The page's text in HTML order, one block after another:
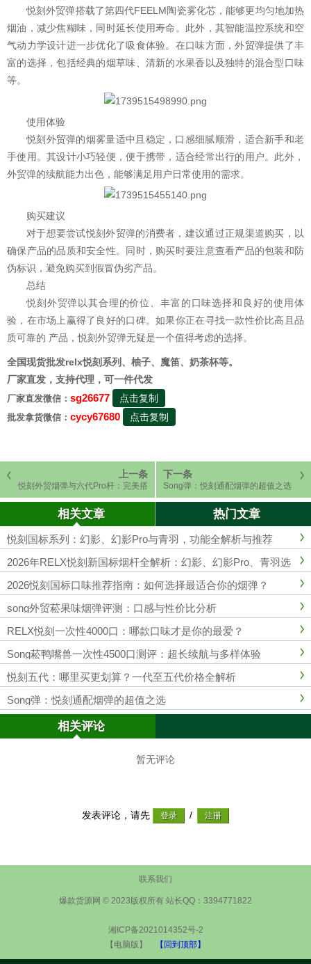
悦刻外贸弹搭载了第四代FEELM陶瓷雾化芯，能够更均匀地加热
烟油，减少焦糊味，同时延长使用寿命。此外，其智能温控系统和空
气动力学设计进一步优化了吸食体验。在口味方面，外贸弹提供了丰
富的选择，包括经典的烟草味、清新的水果香以及独特的混合型口味
等。
使用体验
悦刻外贸弹的烟雾量适中且稳定，口感细腻顺滑，适合新手和老
手使用。其设计小巧轻便，便于携带，适合经常出行的用户。此外，
外贸弹的续航能力出色，能够满足用户日常使用的需求。
购买建议
对于想要尝试悦刻外贸弹的消费者，建议通过正规渠道购买，以
确保产品的品质和安全性。同时，购买时要注意查看产品的包装和防
伪标识，避免购买到假冒伪劣产品。
总结
悦刻外贸弹以其合理的价位、丰富的口味选择和良好的使用体
验，在市场上赢得了良好的口碑。如果你正在寻找一款性价比高且品
质可靠的 产品，悦刻外贸弹无疑是一个值得考虑的选择。
全国现货批发relx悦刻系列、柚子、魔笛、奶茶杯等。
厂家直发，支持代理，可一件代发
厂家直发微信： sg26677 点击复制
批发拿货微信： cycy67680 点击复制
上一条
悦刻外贸烟弹与六代Pro杆：完美搭
配，极致体验
下一条
Song弹：悦刻通配烟弹的超值之选
相关文章 热门文章
悦刻国标系列：幻影、幻影Pro与青羽，功能全解析与推荐
2026年RELX悦刻新国标烟杆全解析：幻影、幻影Pro、青羽选
购指南
2026悦刻国标口味推荐指南：如何选择最适合你的烟弹？
song外贸菘果味烟弹评测：口感与性价比分析
RELX悦刻一次性4000口：哪款口味才是你的最爱？
Song菘鸭嘴兽一次性4500口测评：超长续航与多样体验
悦刻五代：哪里买更划算？一代至五代价格全解析
Song弹：悦刻通配烟弹的超值之选
相关评论
暂无评论
发表评论，请先 /
联系我们
爆款货源网 © 2023版权所有 站长QQ：3394771822
湘ICP备2021014352号-2
【电脑版】
【回到顶部】